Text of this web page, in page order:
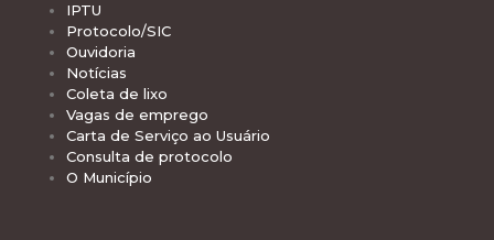
IPTU
Protocolo/SIC
Ouvidoria
Notícias
Coleta de lixo
Vagas de emprego
Carta de Serviço ao Usuário
Consulta de protocolo
O Município